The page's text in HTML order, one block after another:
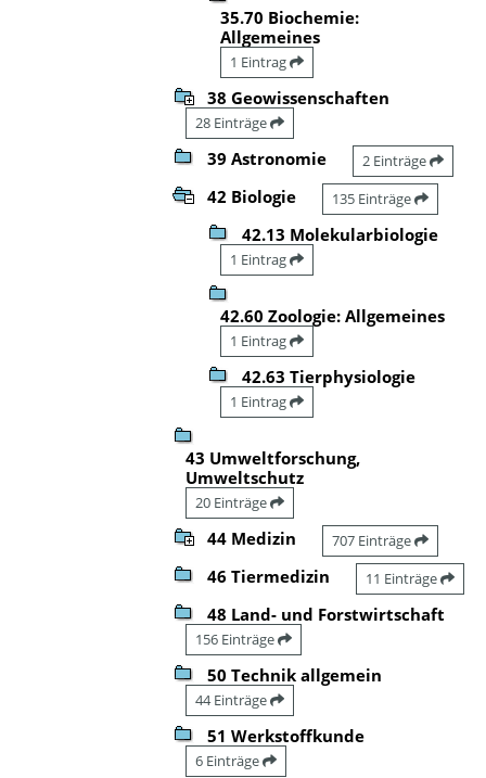
35.70 Biochemie:
Allgemeines
1 Eintrag
38 Geowissenschaften
28 Einträge
39 Astronomie 2 Einträge
42 Biologie 135 Einträge
42.13 Molekularbiologie
1 Eintrag
42.60 Zoologie: Allgemeines
1 Eintrag
42.63 Tierphysiologie
1 Eintrag
43 Umweltforschung,
Umweltschutz
20 Einträge
44 Medizin 707 Einträge
46 Tiermedizin 11 Einträge
48 Land- und Forstwirtschaft
156 Einträge
50 Technik allgemein
44 Einträge
51 Werkstoffkunde
6 Einträge